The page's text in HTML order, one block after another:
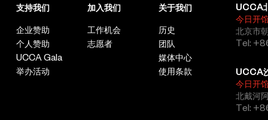
支持我们
企业赞助
个人赞助
UCCA Gala
举办活动
加入我们
工作机会
志愿者
关于我们
历史
团队
媒体中心
使用条款
UCCA
今日开
北京市
Tel:
UCCA
今日开
北戴河
Tel: